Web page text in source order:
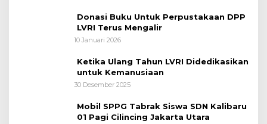
Donasi Buku Untuk Perpustakaan DPP
LVRI Terus Mengalir
10 Januari 2026
Ketika Ulang Tahun LVRI Didedikasikan
untuk Kemanusiaan
30 Desember 2025
Mobil SPPG Tabrak Siswa SDN Kalibaru
01 Pagi Cilincing Jakarta Utara